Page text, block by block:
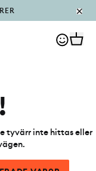
tyvärr inte hittas eller